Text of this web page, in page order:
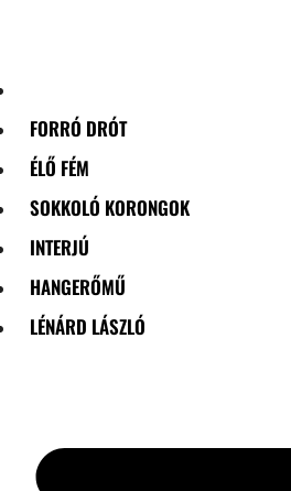
FORRÓ DRÓT
ÉLŐ FÉM
SOKKOLÓ KORONGOK
INTERJÚ
HANGERŐMŰ
LÉNÁRD LÁSZLÓ